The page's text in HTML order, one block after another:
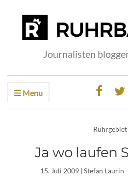
Journalisten
Menu
Ruhrgebiet
Ja wo laufen
15. Juli 2009| Stefan Laurin